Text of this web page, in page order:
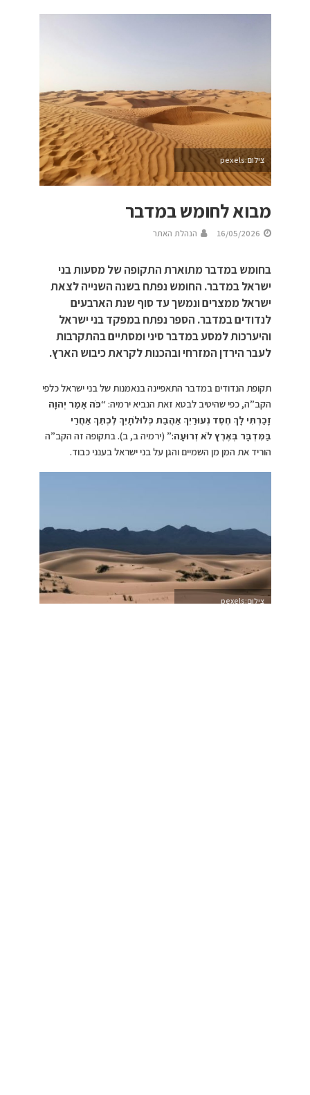
צילום:pexels
מבוא לחומש במדבר
16/05/2026 הנהלת האתר
בחומש במדבר מתוארת התקופה של מסעות בני
ישראל במדבר. החומש נפתח בשנה השנייה לצאת
ישראל ממצרים ונמשך עד סוף שנת הארבעים
לנדודים במדבר. הספר נפתח במפקד בני ישראל
והיערכות למסע במדבר סיני ומסתיים בהתקרבות
לעבר הירדן המזרחי ובהכנות לקראת כיבוש הארץ.
תקופת הנדודים במדבר התאפיינה בנאמנות של בני ישראל כלפי
הקב”ה, כפי שהיטיב לבטא זאת הנביא ירמיה: “כֹּה אָמַר יְהוָה
זָכַרְתִּי לָךְ חֶסֶד נְעוּרַיִךְ אַהֲבַת כְּלוּלֹתָיִךְ לֶכְתֵּךְ אַחֲרַי
בַּמִּדְבָּר בְּאֶרֶץ לֹא זְרוּעָה:” (ירמיה ב, ב). בתקופה זה הקב”ה
הוריד את המן מן השמיים והגן על בני ישראל בענני כבוד.
צילום:pexels